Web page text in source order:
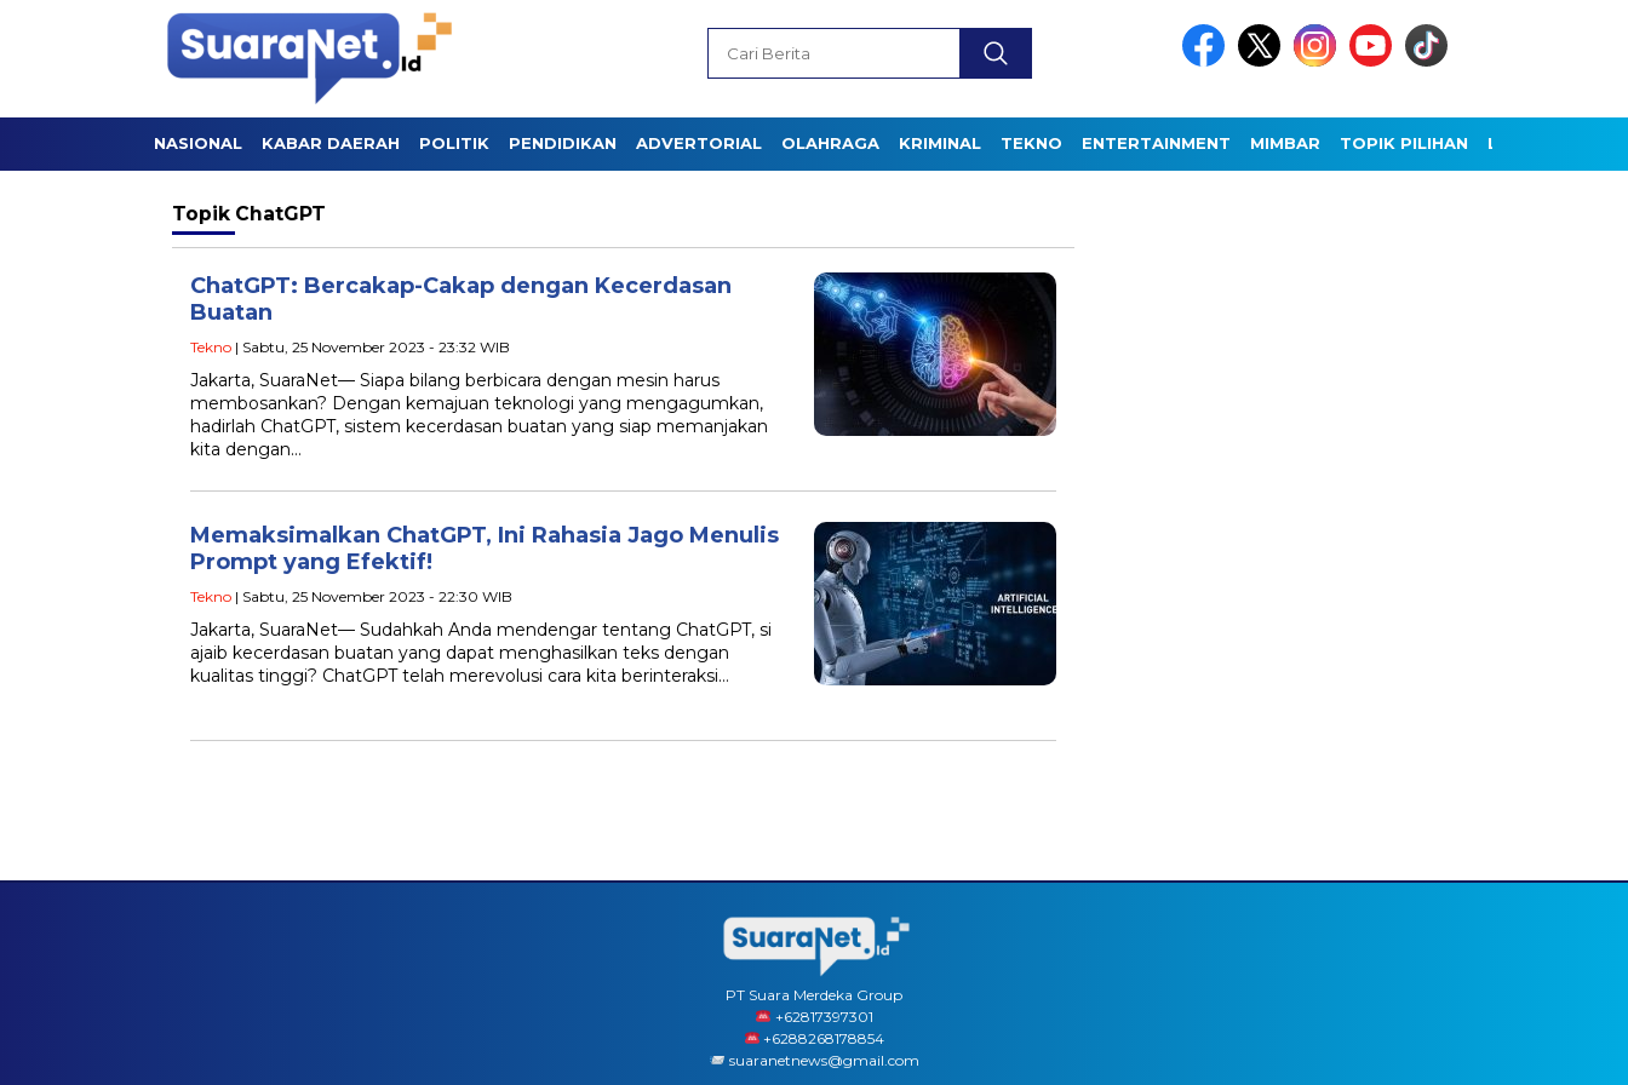
NASIONAL KABAR DAERAH POLITIK PENDIDIKAN ADVERTORIAL OLAHRAGA KRIMINAL TEKNO ENTERTAINMENT MIMBAR TOPIK PILIHAN LAINNYA
Topik ChatGPT
ChatGPT: Bercakap-Cakap dengan Kecerdasan
Buatan
Tekno | Sabtu, 25 November 2023 - 23:32 WIB
Jakarta, SuaraNet— Siapa bilang berbicara dengan mesin harus
membosankan? Dengan kemajuan teknologi yang mengagumkan,
hadirlah ChatGPT, sistem kecerdasan buatan yang siap memanjakan
kita dengan…
Memaksimalkan ChatGPT, Ini Rahasia Jago Menulis
Prompt yang Efektif!
Tekno | Sabtu, 25 November 2023 - 22:30 WIB
Jakarta, SuaraNet— Sudahkah Anda mendengar tentang ChatGPT, si
ajaib kecerdasan buatan yang dapat menghasilkan teks dengan
kualitas tinggi? ChatGPT telah merevolusi cara kita berinteraksi…
PT Suara Merdeka Group
‪+62817397301
+6288268178854
suaranetnews@gmail.com